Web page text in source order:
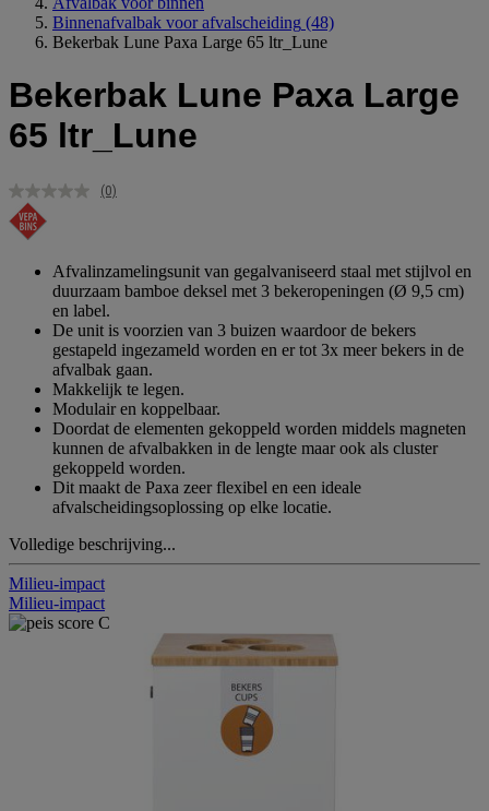
Binnenafvalbak voor afvalscheiding (48)
Bekerbak Lune Paxa Large 65 ltr_Lune
Bekerbak Lune Paxa Large
65 ltr_Lune
Geen
(0)
Afvalinzamelingsunit van gegalvaniseerd staal met stijlvol en
duurzaam bamboe deksel met 3 bekeropeningen (Ø 9,5 cm)
en label.
De unit is voorzien van 3 buizen waardoor de bekers
gestapeld ingezameld worden en er tot 3x meer bekers in de
afvalbak gaan.
Makkelijk te legen.
Modulair en koppelbaar.
Doordat de elementen gekoppeld worden middels magneten
kunnen de afvalbakken in de lengte maar ook als cluster
gekoppeld worden.
Dit maakt de Paxa zeer flexibel en een ideale
afvalscheidingsoplossing op elke locatie.
Volledige beschrijving...
Milieu-impact
Milieu-impact